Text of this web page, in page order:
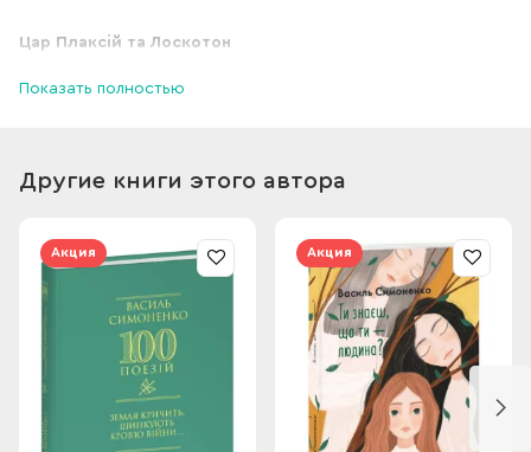
Цар Плаксій та Лоскотон
меншої уваги варта й мала проза митця. В. Симоненко
персонажів, залучає до співтворчості читача. Це,
безперечно, модерністська проза, написана у світлі новітніх
літературознавчих підходів.
Тиша і грім. Поезії
До видання увійшли поезії, які були надруковані у збірках,
Показать полностью
Другие книги этого автора
Акция Акция